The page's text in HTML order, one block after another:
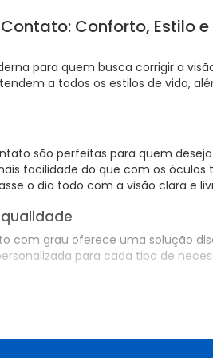
Conforto, Estilo
para quem busca corrigir a
a todos os estilos de vida,
são perfeitas para quem
facilidade do que com os
o dia todo com a visão clara e
com grau oferece uma solução
para cada tipo de
com as
também sejamlente de contato